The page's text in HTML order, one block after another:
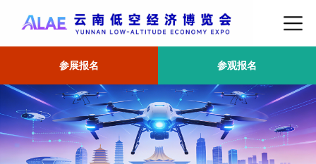
参展报名 参观报名
首页 应用场景 正文